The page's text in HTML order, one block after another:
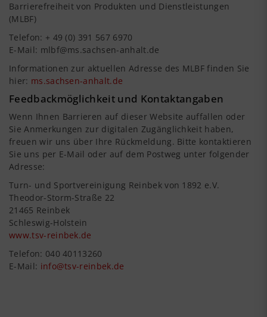
Barrierefreiheit von Produkten und Dienstleistungen
(MLBF)
Telefon: + 49 (0) 391 567 6970
E-Mail: mlbf@ms.sachsen-anhalt.de
Informationen zur aktuellen Adresse des MLBF finden Sie
hier: ms.sachsen-anhalt.de
Feedbackmöglichkeit und Kontaktangaben
Wenn Ihnen Barrieren auf dieser Website auffallen oder
Sie Anmerkungen zur digitalen Zugänglichkeit haben,
freuen wir uns über Ihre Rückmeldung. Bitte kontaktieren
Sie uns per E-Mail oder auf dem Postweg unter folgender
Adresse:
Turn- und Sportvereinigung Reinbek von 1892 e.V.
Theodor-Storm-Straße 22
21465 Reinbek
Schleswig-Holstein
www.tsv-reinbek.de
Telefon: 040 40113260
E-Mail: info@tsv-reinbek.de